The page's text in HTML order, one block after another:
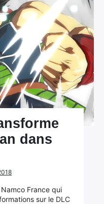
dans
France qui
sur le DLC